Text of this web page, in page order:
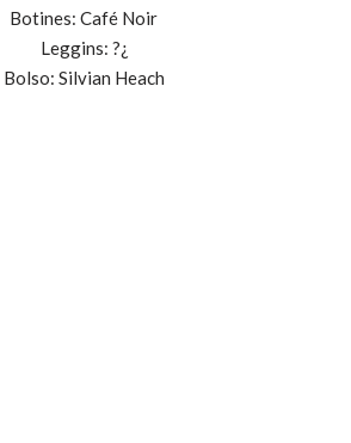
Botines: Café Noir
Leggins: ?¿
Bolso: Silvian Heach